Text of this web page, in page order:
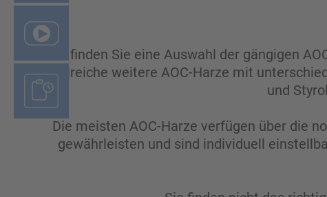
Hier finden Sie eine Auswahl der gängigen
zahlreiche weitere AOC-Harze mit
und
Die meisten AOC-Harze verfügen über die
gewährleisten und sind individuell